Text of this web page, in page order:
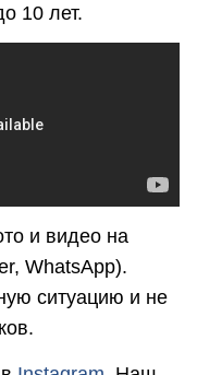
10 лет.
и видео на
WhatsApp).
ситуацию и не